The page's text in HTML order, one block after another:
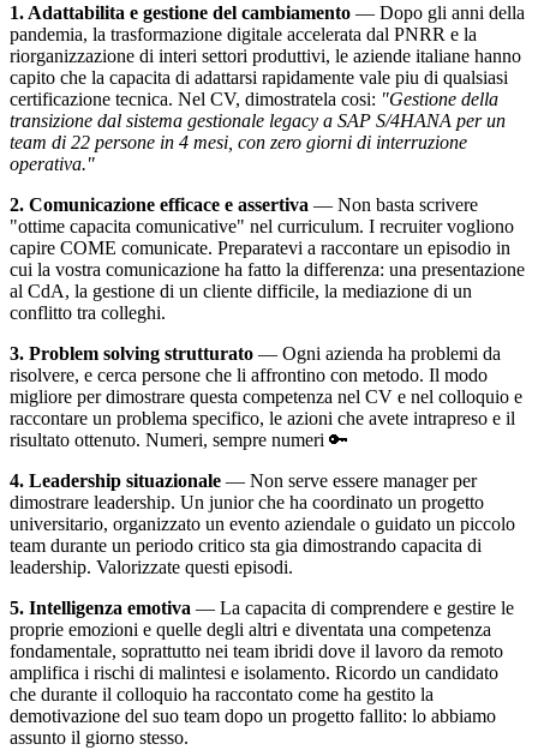
1. Adattabilita e gestione del cambiamento — Dopo gli anni della
pandemia, la trasformazione digitale accelerata dal PNRR e la
riorganizzazione di interi settori produttivi, le aziende italiane hanno
capito che la capacita di adattarsi rapidamente vale piu di qualsiasi
certificazione tecnica. Nel CV, dimostratela cosi: "Gestione della
transizione dal sistema gestionale legacy a SAP S/4HANA per un
team di 22 persone in 4 mesi, con zero giorni di interruzione
operativa."
2. Comunicazione efficace e assertiva — Non basta scrivere
"ottime capacita comunicative" nel curriculum. I recruiter vogliono
capire COME comunicate. Preparatevi a raccontare un episodio in
cui la vostra comunicazione ha fatto la differenza: una presentazione
al CdA, la gestione di un cliente difficile, la mediazione di un
conflitto tra colleghi.
3. Problem solving strutturato — Ogni azienda ha problemi da
risolvere, e cerca persone che li affrontino con metodo. Il modo
migliore per dimostrare questa competenza nel CV e nel colloquio e
raccontare un problema specifico, le azioni che avete intrapreso e il
risultato ottenuto. Numeri, sempre numeri 🔑
4. Leadership situazionale — Non serve essere manager per
dimostrare leadership. Un junior che ha coordinato un progetto
universitario, organizzato un evento aziendale o guidato un piccolo
team durante un periodo critico sta gia dimostrando capacita di
leadership. Valorizzate questi episodi.
5. Intelligenza emotiva — La capacita di comprendere e gestire le
proprie emozioni e quelle degli altri e diventata una competenza
fondamentale, soprattutto nei team ibridi dove il lavoro da remoto
amplifica i rischi di malintesi e isolamento. Ricordo un candidato
che durante il colloquio ha raccontato come ha gestito la
demotivazione del suo team dopo un progetto fallito: lo abbiamo
assunto il giorno stesso.